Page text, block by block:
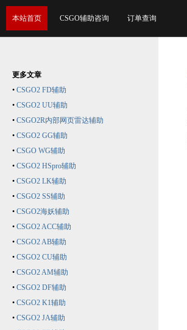
本站首页 CSGO辅助咨询 订单查询
更多文章
• CSGO2 FD辅助
• CSGO2 UU辅助
• CSGO2R内部网页雷达辅助
• CSGO2 GG辅助
• CSGO WG辅助
• CSGO2 HSpro辅助
• CSGO2 LK辅助
• CSGO2 SS辅助
• CSGO2海妖辅助
• CSGO2 ACC辅助
• CSGO2 AB辅助
• CSGO2 CU辅助
• CSGO2 AM辅助
• CSGO2 DF辅助
• CSGO2 K1辅助
• CSGO2 JA辅助